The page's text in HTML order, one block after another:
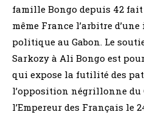
famille Bongo depuis 42
même France l’arbitre
politique au Gabon. Le
Sarkozy à Ali Bongo est
qui expose la futilité des
l’opposition négrillonne du
l’Empereur des Français le